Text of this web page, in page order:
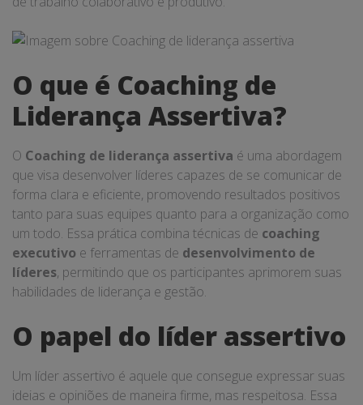
O que é Coaching de
Liderança Assertiva?
O Coaching de liderança assertiva é uma abordagem
que visa desenvolver líderes capazes de se comunicar de
forma clara e eficiente, promovendo resultados positivos
tanto para suas equipes quanto para a organização como
um todo. Essa prática combina técnicas de coaching
executivo e ferramentas de desenvolvimento de
líderes, permitindo que os participantes aprimorem suas
habilidades de liderança e gestão.
O papel do líder assertivo
Um líder assertivo é aquele que consegue expressar suas
ideias e opiniões de maneira firme, mas respeitosa. Essa